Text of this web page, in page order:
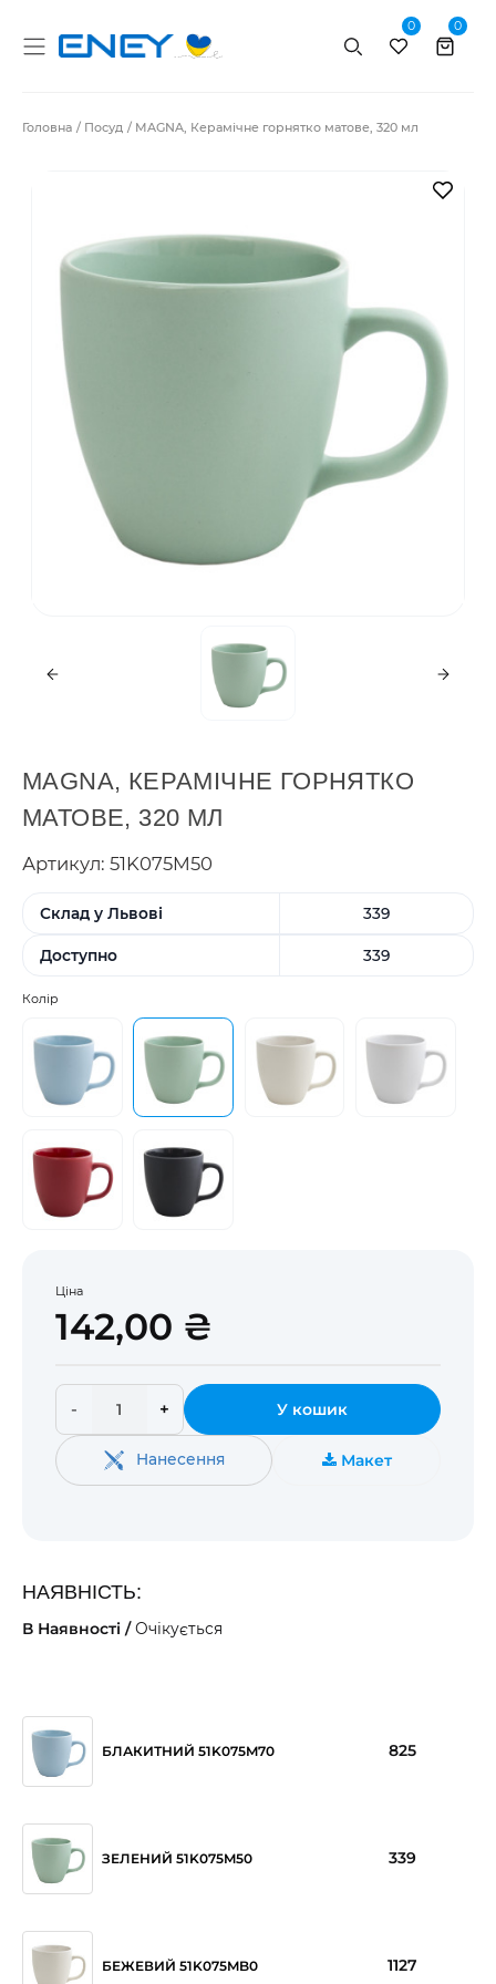
Пошук
0 0
Головна Посуд MAGNA, Керамічне горнятко матове, 320 мл
В
MAGNA, КЕРАМІЧНЕ ГОРНЯТКО
МАТОВЕ, 320 МЛ
Артикул: 51K075M50
Склад у Львові 339
Доступно 339
Колір
Ціна
142,00 ₴
- + У кошик
Нанесення Макет
НАЯВНІСТЬ:
В Наявності /Очікується
БЛАКИТНИЙ 51K075M70 825
ЗЕЛЕНИЙ 51K075M50 339
БЕЖЕВИЙ 51K075MB0 1127